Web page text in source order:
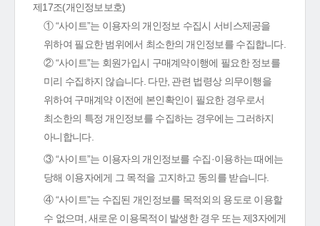
제17조(개인정보보호)
① “사이트”는 이용자의 개인정보 수집시 서비스제공을
위하여 필요한 범위에서 최소한의 개인정보를 수집합니다.
② “사이트”는 회원가입시 구매계약이행에 필요한 정보를
미리 수집하지 않습니다. 다만, 관련 법령상 의무이행을
위하여 구매계약 이전에 본인확인이 필요한 경우로서
최소한의 특정 개인정보를 수집하는 경우에는 그러하지
아니합니다.
③ “사이트”는 이용자의 개인정보를 수집·이용하는 때에는
당해 이용자에게 그 목적을 고지하고 동의를 받습니다.
④ “사이트”는 수집된 개인정보를 목적외의 용도로 이용할
수 없으며, 새로운 이용목적이 발생한 경우 또는 제3자에게